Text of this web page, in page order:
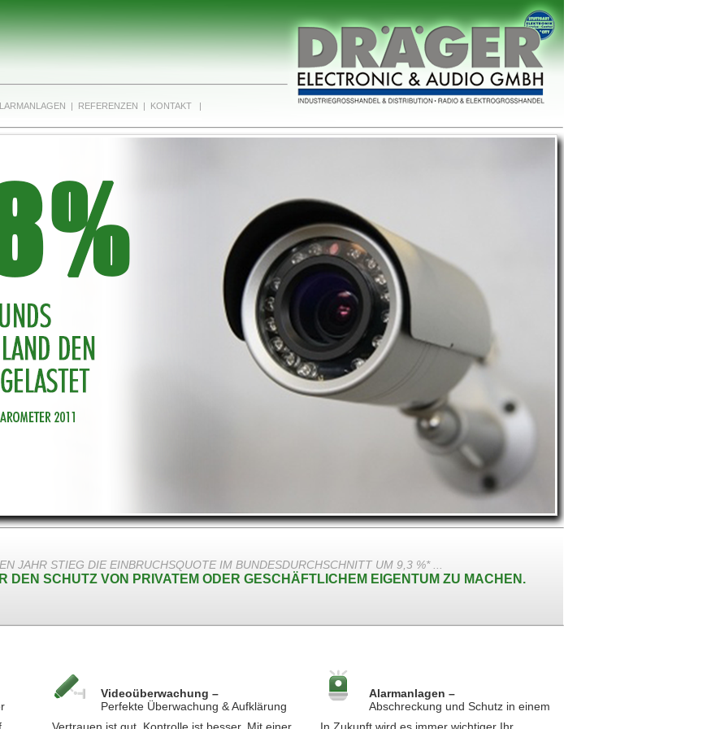
| REFERENZEN | KONTAKT |
JAHR STIEG DIE EINBRUCHSQUOTE IM BUNDESDURCHSCHNITT UM 9,3 %* ...
DEN SCHUTZ VON PRIVATEM ODER GESCHÄFTLICHEM EIGENTUM ZU MACHEN.
Videoüberwachung –
Perfekte Überwachung & Aufklärung
Alarmanlagen –
Abschreckung und Schutz in einem